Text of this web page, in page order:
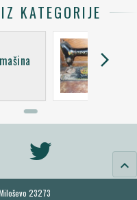
KATEGORIJE
arrow_forward_ios
keyboard_arrow_up
23273